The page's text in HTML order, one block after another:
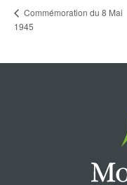
Commémoration du 8 Mai
1945